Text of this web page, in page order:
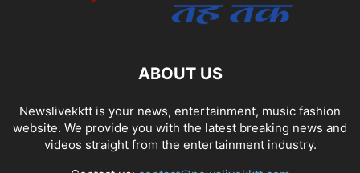
ABOUT US
Newslivekktt is your news, entertainment, music fashion
website. We provide you with the latest breaking news and
videos straight from the entertainment industry.